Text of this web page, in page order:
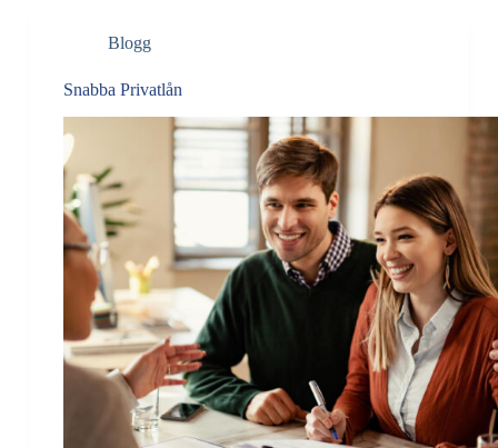
Blogg
Snabba Privatlån